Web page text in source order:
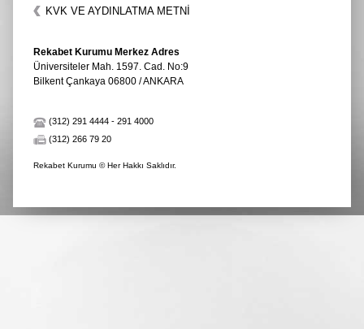
KVK VE AYDINLATMA METNİ
Rekabet Kurumu Merkez Adres
Üniversiteler Mah. 1597. Cad. No:9
Bilkent Çankaya 06800 / ANKARA
(312) 291 4444 - 291 4000
(312) 266 79 20
Rekabet Kurumu © Her Hakkı Saklıdır.